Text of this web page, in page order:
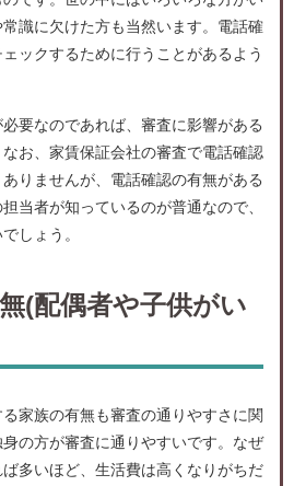
識に欠けた方も当然います。電話確
ックするために行うことがあるよう
要なのであれば、審査に影響がある
お、家賃保証会社の審査で電話確認
りませんが、電話確認の有無がある
当者が知っているのが普通なので、
しょう。
(配偶者や子供がい
家族の有無も審査の通りやすさに関
の方が審査に通りやすいです。なぜ
多いほど、生活費は高くなりがちだ